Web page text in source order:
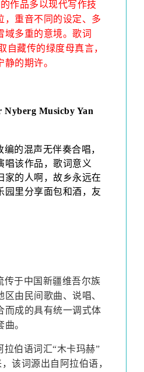
作品多以现代写作技
，重音不同的设定、多
域多重的意境。歌词
自藏传的绿度母真言，
的期许。
Nyberg Musicby Yan
的混声无伴奏合唱，
唱该作品，歌词意义
家的人啊，故乡永远在
园里分享面包和酒，友
传于中国新疆维吾尔族
由民间歌曲、说唱、
而成的具有统一调式体
。
拉伯语词汇“木卡玛赫”
该词源出自阿拉伯语，